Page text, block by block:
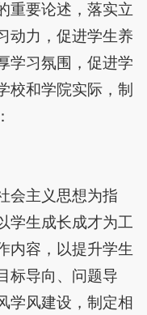
重要论述，落实立
动力，促进学生养
学习氛围，促进学
校和学院实际，制
会主义思想为指
学生成长成才为工
内容，以提升学生
标导向、问题导
学风建设，制定相